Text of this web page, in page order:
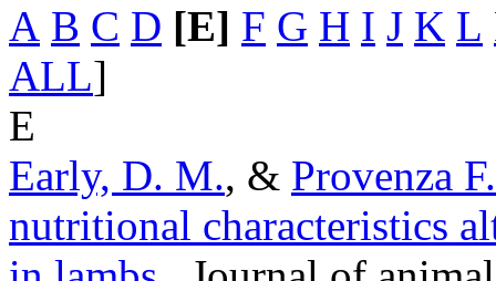
A B C D [E] F G H I J K L
ALL]
E
Early, D. M., & Provenza
nutritional characteristics